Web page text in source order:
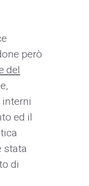
però
del
ed il
stata
di